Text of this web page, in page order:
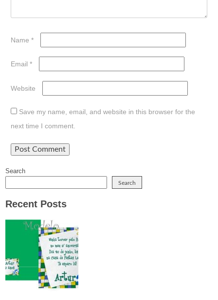
Name *
Email *
Website
Save my name, email, and website in this browser for the
next time I comment.
Search
Search
Recent Posts